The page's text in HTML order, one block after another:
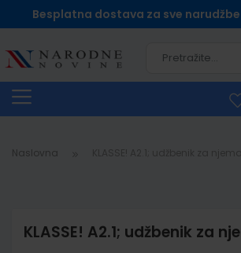
Besplatna dostava za sve
Naslovna
KLASSE! A2.1; udžbenik za